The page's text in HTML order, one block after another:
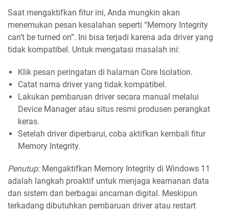
Saat mengaktifkan fitur ini, Anda mungkin akan
menemukan pesan kesalahan seperti “Memory Integrity
can’t be turned on”. Ini bisa terjadi karena ada driver yang
tidak kompatibel. Untuk mengatasi masalah ini:
Klik pesan peringatan di halaman Core Isolation.
Catat nama driver yang tidak kompatibel.
Lakukan pembaruan driver secara manual melalui
Device Manager atau situs resmi produsen perangkat
keras.
Setelah driver diperbarui, coba aktifkan kembali fitur
Memory Integrity.
Penutup:Mengaktifkan Memory Integrity di Windows 11
adalah langkah proaktif untuk menjaga keamanan data
dan sistem dari berbagai ancaman digital. Meskipun
terkadang dibutuhkan pembaruan driver atau restart